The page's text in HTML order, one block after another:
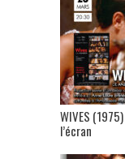
WIVES
l’écran